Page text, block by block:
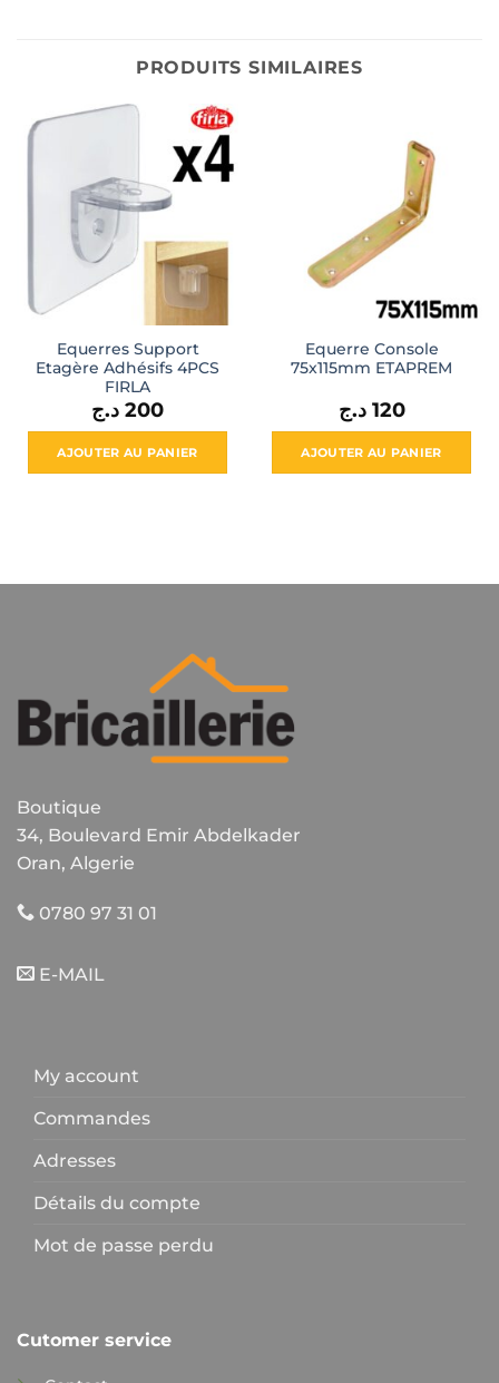
PRODUITS SIMILAIRES
Equerres Support
Etagère Adhésifs 4PCS
FIRLA
200 د.ج
AJOUTER AU PANIER
Equerre Console
75x115mm ETAPREM
120 د.ج
AJOUTER AU PANIER
Boutique
34, Boulevard Emir Abdelkader
Oran, Algerie
0780 97 31 01
E-MAIL
My account
Commandes
Adresses
Détails du compte
Mot de passe perdu
Cutomer service